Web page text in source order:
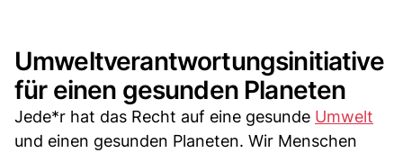
Umweltverantwortungsinitiative
für einen gesunden Planeten
Jede*r hat das Recht auf eine gesunde Umwelt
und einen gesunden Planeten. Wir Menschen